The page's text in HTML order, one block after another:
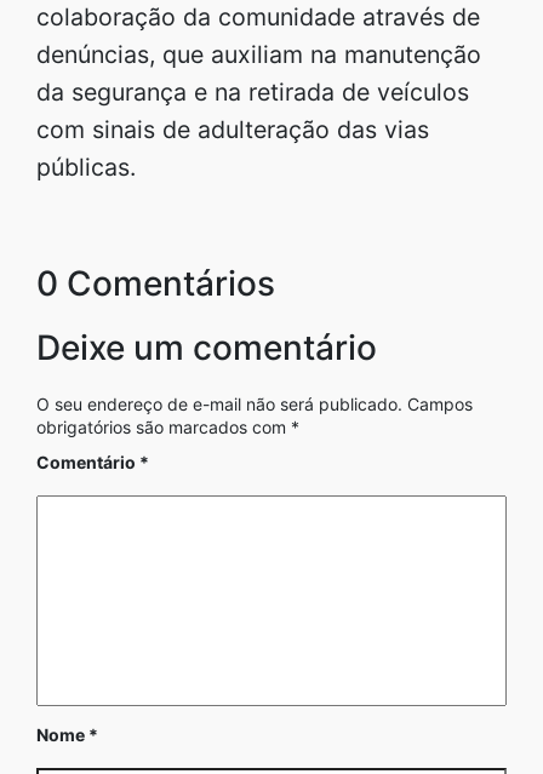
colaboração da comunidade através de
denúncias, que auxiliam na manutenção
da segurança e na retirada de veículos
com sinais de adulteração das vias
públicas.
0 Comentários
Deixe um comentário
O seu endereço de e-mail não será publicado. Campos
obrigatórios são marcados com *
Comentário *
Nome *